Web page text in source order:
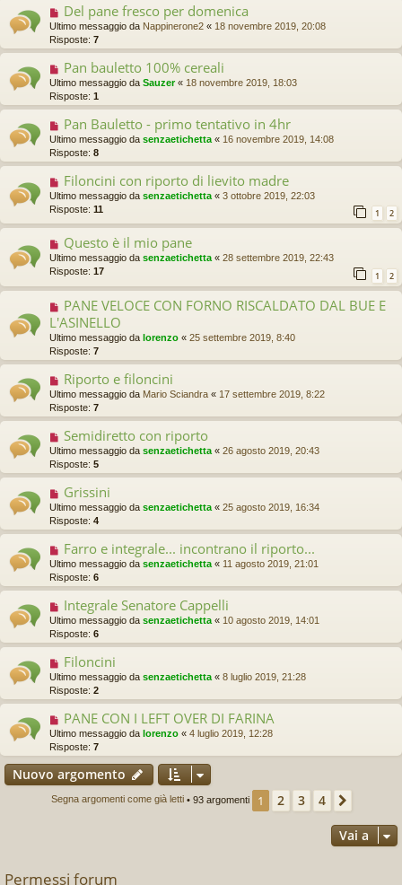
Del pane fresco per domenica
Ultimo messaggio da Nappinerone2 « 18 novembre 2019, 20:08
Risposte: 7
Pan bauletto 100% cereali
Ultimo messaggio da Sauzer« 18 novembre 2019, 18:03
Risposte: 1
Pan Bauletto - primo tentativo in 4hr
Ultimo messaggio da senzaetichetta « 16 novembre 2019, 14:08
Risposte: 8
Filoncini con riporto di lievito madre
Ultimo messaggio da senzaetichetta « 3 ottobre 2019, 22:03
Risposte: 11 1 2
Questo è il mio pane
Ultimo messaggio da senzaetichetta « 28 settembre 2019, 22:43
Risposte: 17 1 2
PANE VELOCE CON FORNO RISCALDATO DAL BUE E
L'ASINELLO
Ultimo messaggio da lorenzo « 25 settembre 2019, 8:40
Risposte: 7
Riporto e filoncini
Ultimo messaggio da Mario Sciandra « 17 settembre 2019, 8:22
Risposte: 7
Semidiretto con riporto
Ultimo messaggio da senzaetichetta « 26 agosto 2019, 20:43
Risposte: 5
Grissini
Ultimo messaggio da senzaetichetta « 25 agosto 2019, 16:34
Risposte: 4
Farro e integrale... incontrano il riporto...
Ultimo messaggio da senzaetichetta « 11 agosto 2019, 21:01
Risposte: 6
Integrale Senatore Cappelli
Ultimo messaggio da senzaetichetta « 10 agosto 2019, 14:01
Risposte: 6
Filoncini
Ultimo messaggio da senzaetichetta « 8 luglio 2019, 21:28
Risposte: 2
PANE CON I LEFT OVER DI FARINA
Ultimo messaggio da lorenzo « 4 luglio 2019, 12:28
Risposte: 7
Nuovo argomento
Segna argomenti come già letti• 93 argomenti 1 2 3 4
Vai a
Permessi forum